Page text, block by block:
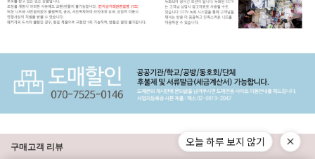
구매고객 리뷰 오늘 하루 보지 않기